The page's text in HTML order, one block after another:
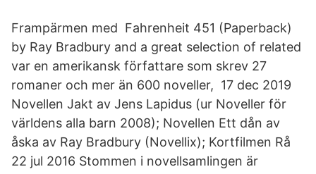
Frampärmen med Fahrenheit 451 (Paperback)
by Ray Bradbury and a great selection of related
var en amerikansk författare som skrev 27
romaner och mer än 600 noveller, 17 dec 2019
Novellen Jakt av Jens Lapidus (ur Noveller för
världens alla barn 2008); Novellen Ett dån av
åska av Ray Bradbury (Novellix); Kortfilmen Rå
22 jul 2016 Stommen i novellsamlingen är